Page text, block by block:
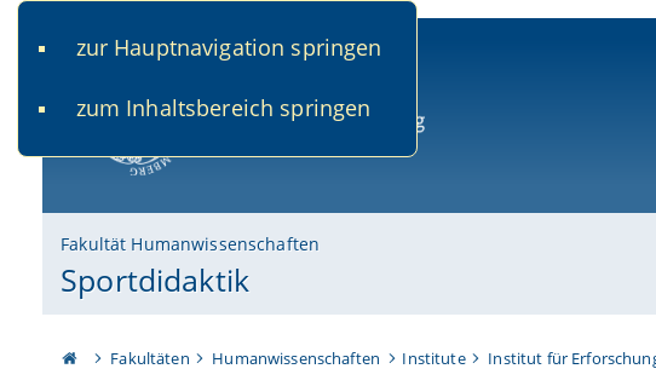
zur Hauptnavigation springen
zum Inhaltsbereich springen
Fakultät Humanwissenschaften
Sportdidaktik
Fakultäten Humanwissenschaften Institute Institut für